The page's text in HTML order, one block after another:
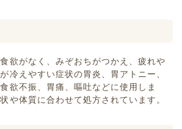
欲がなく、みぞおちがつかえ、疲れや
冷えやすい症状の胃炎、胃アトニー、
欲不振、胃痛、嘔吐などに使用しま
や体質に合わせて処方されています。